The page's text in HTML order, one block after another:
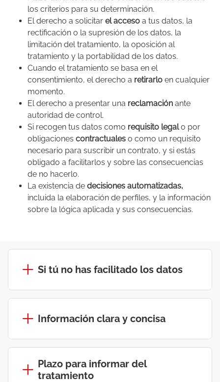
los criterios para su determinación.
El derecho a solicitar el acceso a tus datos, la
rectificación o la supresión de los datos, la
limitación del tratamiento, la oposición al
tratamiento y la portabilidad de los datos.
Cuando el tratamiento se basa en el
consentimiento, el derecho a retirarlo en cualquier
momento.
El derecho a presentar una reclamación ante
autoridad de control.
Si recogen tus datos como requisito legalo por
obligaciones contractuales o como un requisito
necesario para suscribir un contrato, y si estás
obligado a facilitarlos y sobre las consecuencias
de no hacerlo.
La existencia de decisiones automatizadas,
incluida la elaboración de perfiles, y la información
sobre la lógica aplicada y sus consecuencias.
Si tú no has facilitado los datos
Información clara y concisa
Plazo para informar del
tratamiento